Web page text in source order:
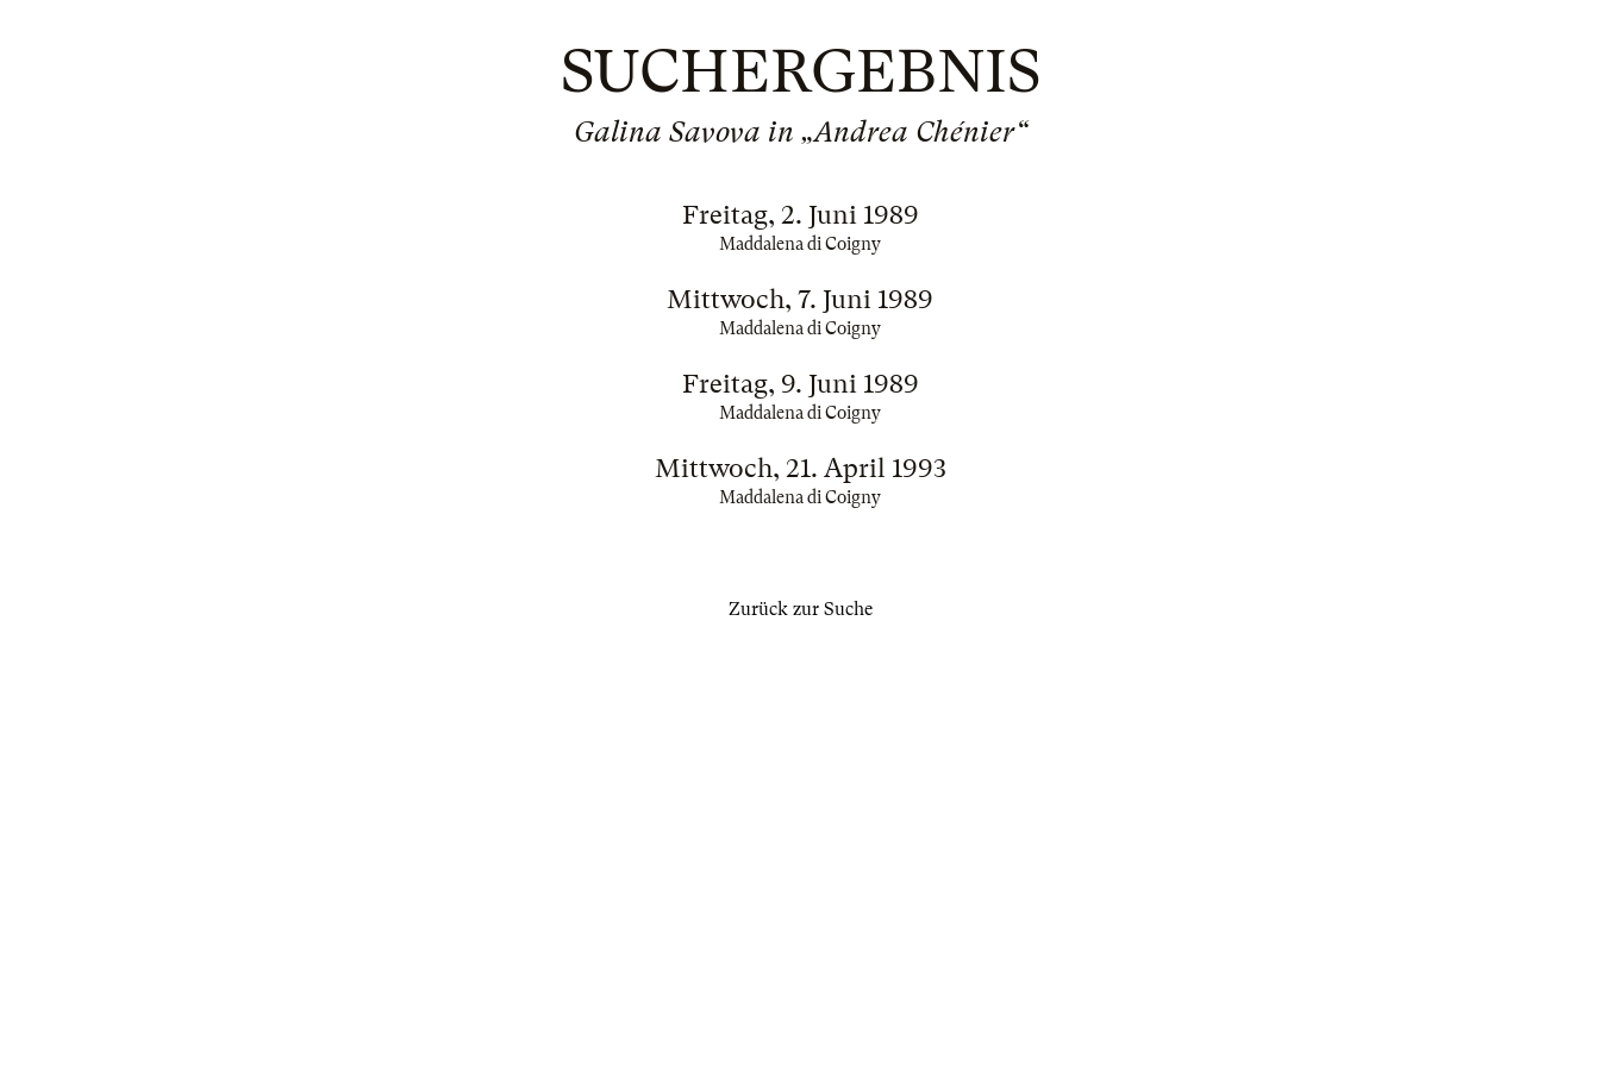
SUCHERGEBNIS
Galina Savova in „Andrea Chénier“
Freitag, 2. Juni 1989
Maddalena di Coigny
Mittwoch, 7. Juni 1989
Maddalena di Coigny
Freitag, 9. Juni 1989
Maddalena di Coigny
Mittwoch, 21. April 1993
Maddalena di Coigny
Zurück zur Suche